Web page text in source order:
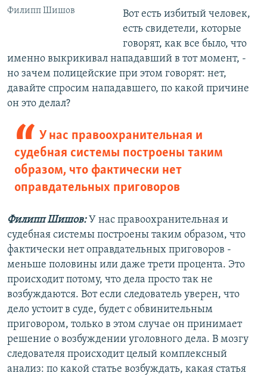
Филипп Шишов
Вот есть избитый человек,
есть свидетели, которые
говорят, как все было, что
именно выкрикивал нападавший в тот момент, -
но зачем полицейские при этом говорят: нет,
давайте спросим нападавшего, по какой причине
он это делал?
У нас правоохранительная и
судебная системы построены таким
образом, что фактически нет
оправдательных приговоров
Филипп Шишов:У нас правоохранительная и
судебная системы построены таким образом, что
фактически нет оправдательных приговоров -
меньше половины или даже трети процента. Это
происходит потому, что дела просто так не
возбуждаются. Вот если следователь уверен, что
дело устоит в суде, будет с обвинительным
приговором, только в этом случае он принимает
решение о возбуждении уголовного дела. В мозгу
следователя происходит целый комплексный
анализ: по какой статье возбуждать, какая статья